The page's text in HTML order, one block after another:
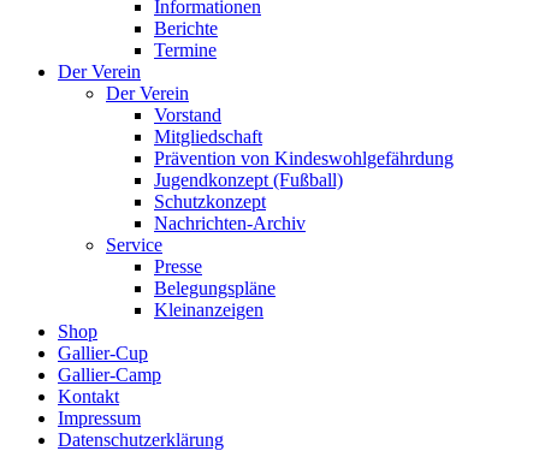
Informationen
Berichte
Termine
Der Verein
Der Verein
Vorstand
Mitgliedschaft
Prävention von Kindeswohlgefährdung
Jugendkonzept (Fußball)
Schutzkonzept
Nachrichten-Archiv
Service
Presse
Belegungspläne
Kleinanzeigen
Shop
Gallier-Cup
Gallier-Camp
Kontakt
Impressum
Datenschutzerklärung